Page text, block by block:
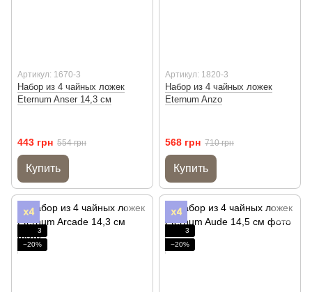
Артикул: 1670-3
Набор из 4 чайных ложек
Eternum Anser 14,3 см
443 грн 554 грн
Купить
Артикул: 1820-3
Набор из 4 чайных ложек
Eternum Anzo
568 грн 710 грн
Купить
3
−20%
3
−20%